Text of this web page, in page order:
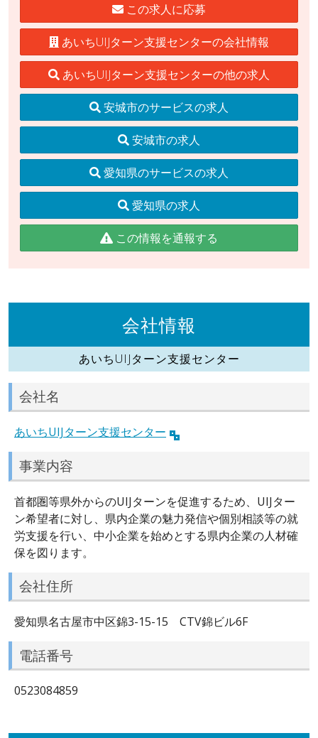
この求人に応募
あいちUIJターン支援センターの会社情報
あいちUIJターン支援センターの他の求人
安城市のサービスの求人
安城市の求人
愛知県のサービスの求人
愛知県の求人
この情報を通報する
会社情報
あいちUIJターン支援センター
会社名
あいちUIJターン支援センター
事業内容
首都圏等県外からのUIJターンを促進するため、UIJター
ン希望者に対し、県内企業の魅力発信や個別相談等の就
労支援を行い、中小企業を始めとする県内企業の人材確
保を図ります。
会社住所
愛知県名古屋市中区錦3-15-15 CTV錦ビル6F
電話番号
0523084859